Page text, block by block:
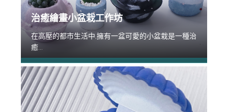
治癒繪畫小盆栽工作坊
在高壓的都市生活中,擁有一盆可愛的小盆栽是一種治
癒...